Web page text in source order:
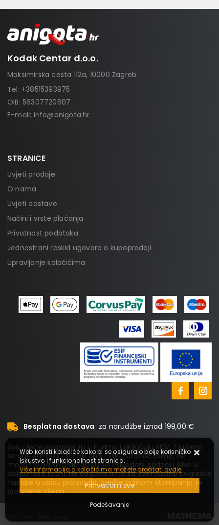
Kodak Centar d.o.o.
Maksimirska cesta 112a, 10000 Zagreb
Tel: +38515393975
OIB: 56307720607
E-mail: info@anigota.hr
STRANICE
Uvjeti prodaje
O nama
Uvjeti dostave
Načini i vrste plaćanja
Privatnost podataka
Jednostrani raskid ugovora o kupoprodaji
Upravljanje kolačićima
Besplatna dostava za narudžbe iznad 199,00 €
Sve cijene iskazane su u Eurima i uključuju PDV. Trudimo
se dati što bolji i točniji opis i sliku. Unatoč tome, ne
možemo garantirati da su svi navedeni podaci i slike u
potpunosti točni. Ne odgovaramo za eventualne pogreške
nastale u opisu proizvoda, greške prilikom štampanja te
promjene cijena.
Web koristi kolačiće kako bi se osiguralo bolje korisničko
iskustvo i funkcionalnost stranica.
Više informacija o kolačićima možete pročitati ovdje
Prihvaćam sve
Podešavanje